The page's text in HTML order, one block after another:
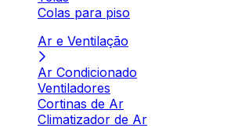
Colas para piso
Ar e Ventilação
Ar Condicionado
Ventiladores
Cortinas de Ar
Climatizador de Ar